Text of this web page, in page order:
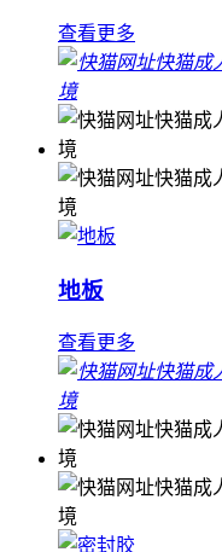
查看更多
地板
查看更多